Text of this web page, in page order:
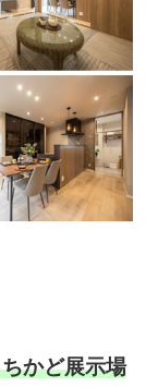
かど展示場